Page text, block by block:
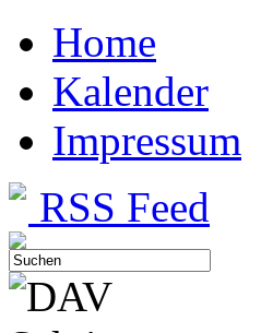
Home
Kalender
Impressum
RSS Feed